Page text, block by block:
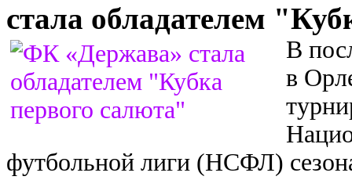
стала обладателем
В
в
футбольной лиги (НСФЛ)